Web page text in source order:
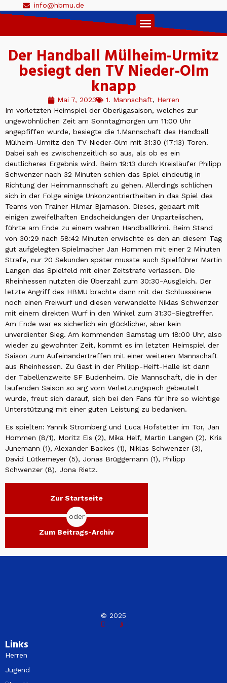
info@hbmu.de
Der Handball Mülheim-Urmitz
besiegt den TV Nieder-Olm
knapp
Mai 7, 2023 1. Mannschaft, Herren
Im vorletzten Heimspiel der Oberligasaison, welches zur
ungewöhnlichen Zeit am Sonntagmorgen um 11:00 Uhr
angepfiffen wurde, besiegte die 1.Mannschaft des Handball
Mülheim-Urmitz den TV Nieder-Olm mit 31:30 (17:13) Toren.
Dabei sah es zwischenzeitlich so aus, als ob es ein
deutlicheres Ergebnis wird. Beim 19:13 durch Kreisläufer Philipp
Schwenzer nach 32 Minuten schien das Spiel eindeutig in
Richtung der Heimmannschaft zu gehen. Allerdings schlichen
sich in der Folge einige Unkonzentriertheiten in das Spiel des
Teams von Trainer Hilmar Bjarnason. Dieses, gepaart mit
einigen zweifelhaften Endscheidungen der Unparteiischen,
führte am Ende zu einem wahren Handballkrimi. Beim Stand
von 30:29 nach 58:42 Minuten erwischte es den an diesem Tag
gut aufgelegten Spielmacher Jan Hommen mit einer 2 Minuten
Strafe, nur 20 Sekunden später musste auch Spielführer Martin
Langen das Spielfeld mit einer Zeitstrafe verlassen. Die
Rheinhessen nutzten die Überzahl zum 30:30-Ausgleich. Der
letzte Angriff des HBMU brachte dann mit der Schlusssirene
noch einen Freiwurf und diesen verwandelte Niklas Schwenzer
mit einem direkten Wurf in den Winkel zum 31:30-Siegtreffer.
Am Ende war es sicherlich ein glücklicher, aber kein
unverdienter Sieg. Am kommenden Samstag um 18:00 Uhr, also
wieder zu gewohnter Zeit, kommt es im letzten Heimspiel der
Saison zum Aufeinandertreffen mit einer weiteren Mannschaft
aus Rheinhessen. Zu Gast in der Philipp-Heift-Halle ist dann
der Tabellenzweite SF Budenheim. Die Mannschaft, die in der
laufenden Saison so arg vom Verletzungspech gebeutelt
wurde, freut sich darauf, sich bei den Fans für ihre so wichtige
Unterstützung mit einer guten Leistung zu bedanken.
Es spielten: Yannik Stromberg und Luca Hofstetter im Tor, Jan
Hommen (8/1), Moritz Eis (2), Mika Helf, Martin Langen (2), Kris
Junemann (1), Alexander Backes (1), Niklas Schwenzer (3),
David Lütkemeyer (5), Jonas Brüggemann (1), Philipp
Schwenzer (8), Jona Rietz.
Zur Startseite
oder
Zum Beitrags-Archiv
© 2025
Links
Herren
Jugend